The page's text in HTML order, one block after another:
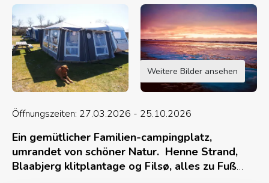
Weitere Bilder ansehen
Öffnungszeiten: 27.03.2026 - 25.10.2026
Ein gemütlicher Familien-campingplatz,
umrandet von schöner Natur. Henne Strand,
Blaabjerg klitplantage og Filsø, alles zu Fuß